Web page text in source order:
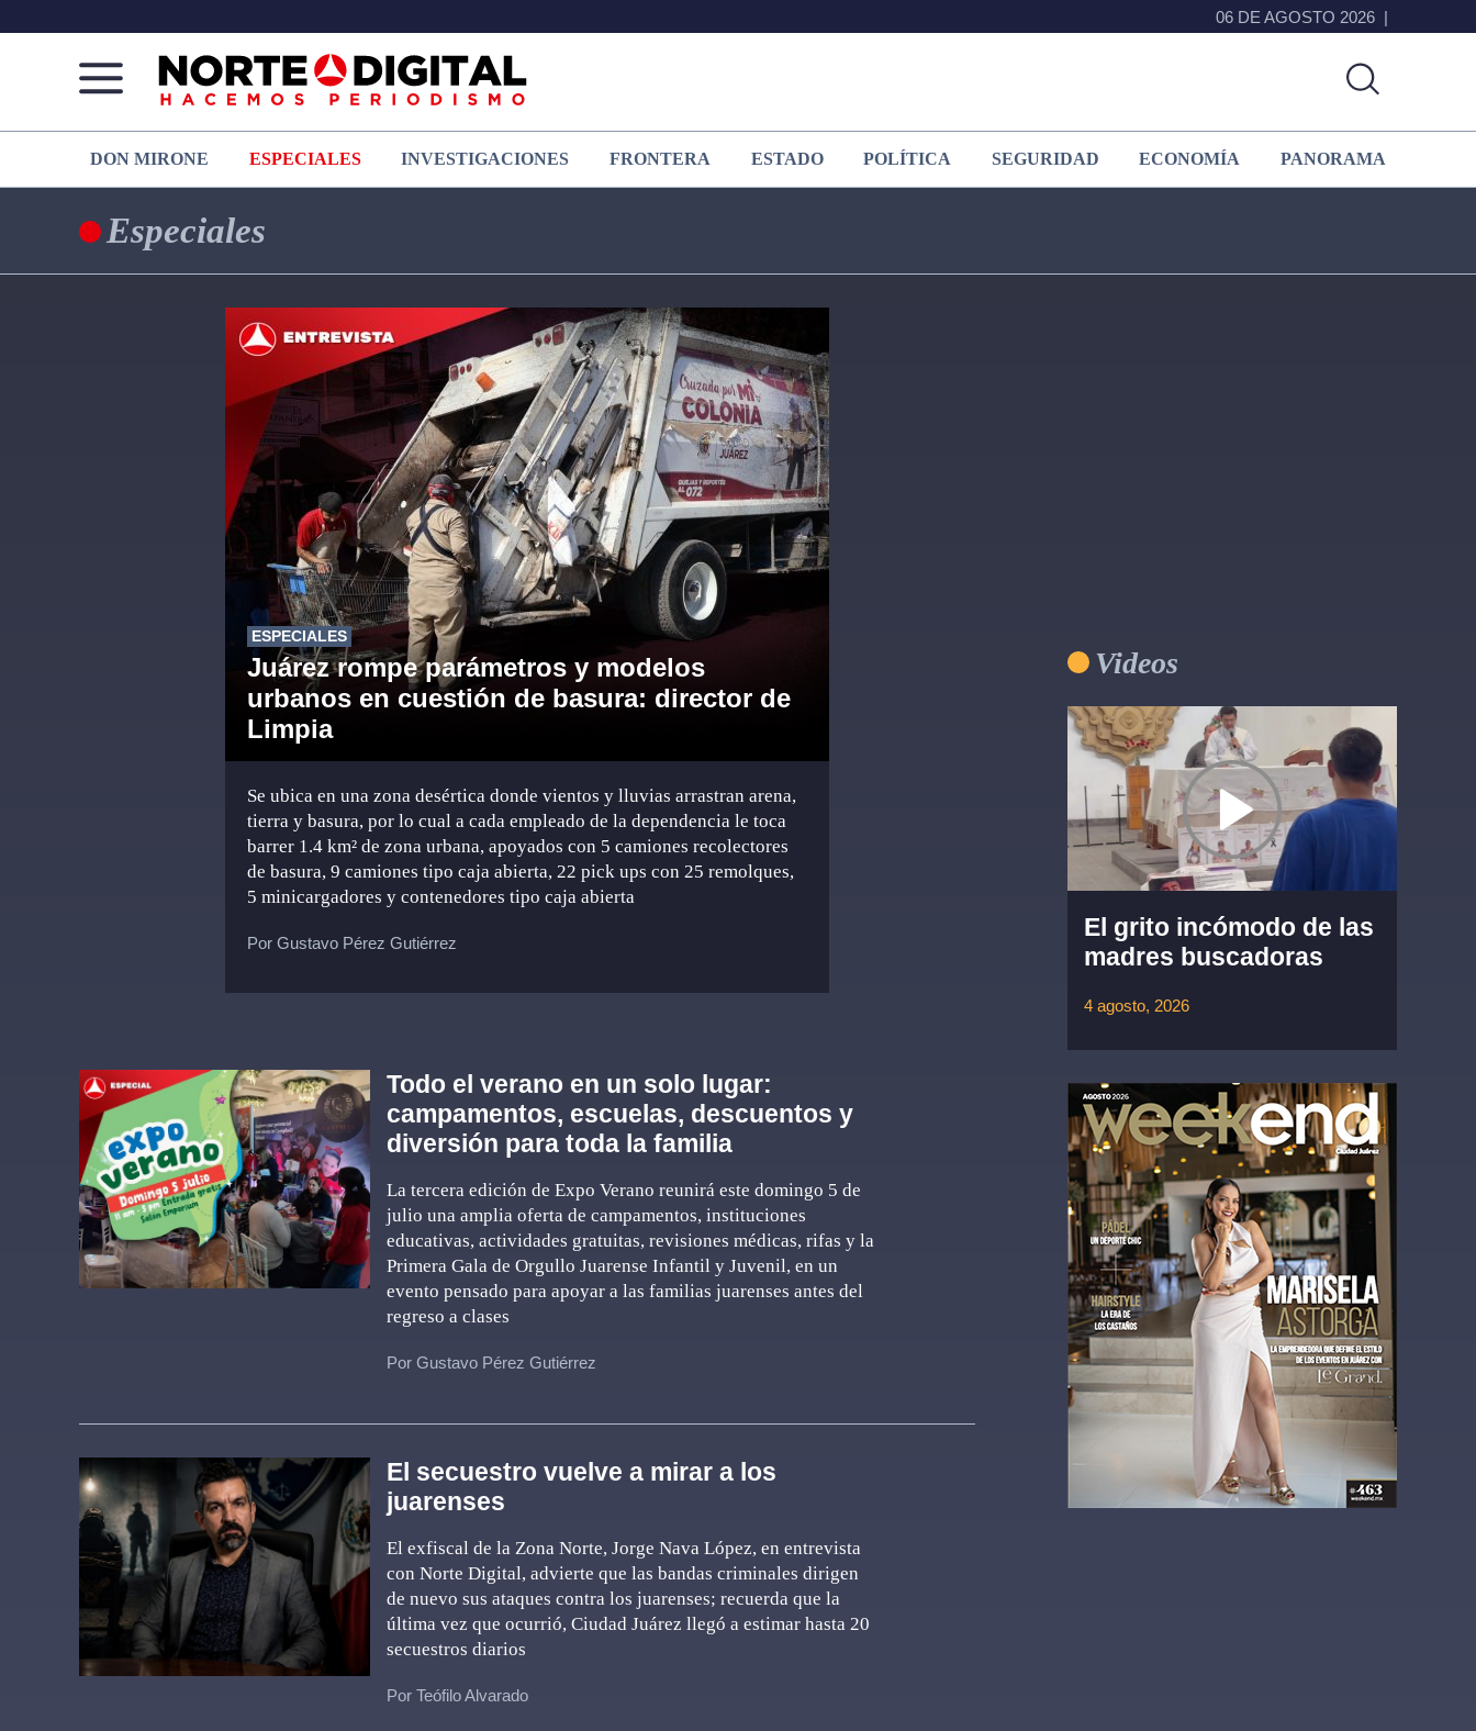
06 DE AGOSTO 2026
de
Ciudad
Juárez
que
noticias,
hacemos periodismo
DON MIRONE ESPECIALES INVESTIGACIONES FRONTERA ESTADO POLÍTICA SEGURIDAD ECONOMÍA PANORAMA
Especiales
ESPECIALES
Juárez rompe parámetros y modelos
urbanos en cuestión de basura: director de
Limpia
Se ubica en una zona desértica donde vientos y lluvias arrastran arena,
tierra y basura, por lo cual a cada empleado de la dependencia le toca
barrer 1.4 km² de zona urbana, apoyados con 5 camiones recolectores
de basura, 9 camiones tipo caja abierta, 22 pick ups con 25 remolques,
5 minicargadores y contenedores tipo caja abierta
Por Gustavo Pérez Gutiérrez
Todo el verano en un solo lugar:
campamentos, escuelas, descuentos y
diversión para toda la familia
La tercera edición de Expo Verano reunirá este domingo 5 de
julio una amplia oferta de campamentos, instituciones
educativas, actividades gratuitas, revisiones médicas, rifas y la
Primera Gala de Orgullo Juarense Infantil y Juvenil, en un
evento pensado para apoyar a las familias juarenses antes del
regreso a clases
Por Gustavo Pérez Gutiérrez
El secuestro vuelve a mirar a los
juarenses
El exfiscal de la Zona Norte, Jorge Nava López, en entrevista
con Norte Digital, advierte que las bandas criminales dirigen
de nuevo sus ataques contra los juarenses; recuerda que la
última vez que ocurrió, Ciudad Juárez llegó a estimar hasta 20
secuestros diarios
Por Teófilo Alvarado
Videos
El grito incómodo de las
madres buscadoras
4 agosto, 2026